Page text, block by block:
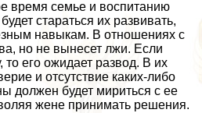
время семье и воспитанию
стараться их развивать,
навыкам. В отношениях с
но не вынесет лжи. Если
то его ожидает развод. В их
и отсутствие каких-либо
должен будет мириться с ее
жене принимать решения.